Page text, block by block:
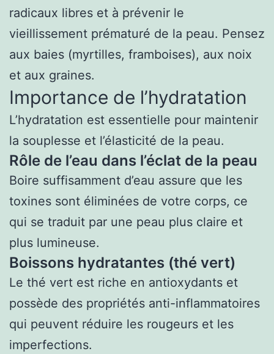
radicaux libres et à prévenir le
vieillissement prématuré de la peau. Pensez
aux baies (myrtilles, framboises), aux noix
et aux graines.
Importance de l’hydratation
L’hydratation est essentielle pour maintenir
la souplesse et l’élasticité de la peau.
Rôle de l’eau dans l’éclat de la peau
Boire suffisamment d’eau assure que les
toxines sont éliminées de votre corps, ce
qui se traduit par une peau plus claire et
plus lumineuse.
Boissons hydratantes (thé vert)
Le thé vert est riche en antioxydants et
possède des propriétés anti-inflammatoires
qui peuvent réduire les rougeurs et les
imperfections.